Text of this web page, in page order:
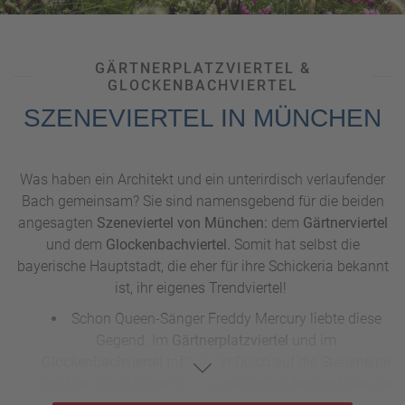
Widerstandes.
Sie nicht unsere aktuellen
. Melden Sie sich einfach an und bleiben Sie mit
unseren besten Urlaubsdeals immer up-to-date!
GÄRTNERPLATZVIERTEL &
GLOCKENBACHVIERTEL
SZENEVIERTEL IN MÜNCHEN
Was haben ein Architekt und ein unterirdisch verlaufender
Bach gemeinsam? Sie sind namensgebend für die beiden
angesagten Szeneviertel von München: dem Gärtnerviertel
und dem Glockenbachviertel. Somit hat selbst die
bayerische Hauptstadt, die eher für ihre Schickeria bekannt
ist, ihr eigenes Trendviertel!
Schon Queen-Sänger Freddy Mercury liebte diese
trifft die In-Disco auf die Stehkneipe